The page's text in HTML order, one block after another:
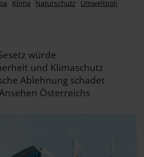
Klima Naturschutz
Umweltpoli
würde
und Klimaschutz
Ablehnung schadet
Österreichs